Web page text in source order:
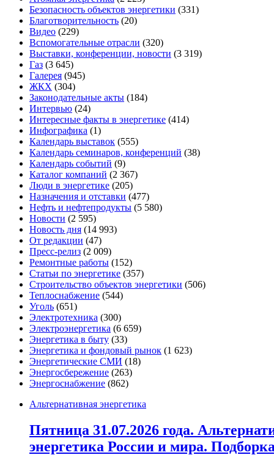
Безопасность объектов энергетики (331)
Благотворительность (20)
Видео (229)
Вспомогательные отрасли (320)
Выставки, конференции, новости (3 319)
Газ (3 645)
Галерея (945)
ЖКХ (304)
Законодательные акты (184)
Интервью (24)
Интересные факты в энергетике (414)
Инфографика (1)
Календарь выставок (555)
Календарь семинаров, конференций (38)
Календарь событий (9)
Каталог компаний (2 367)
Люди в энергетике (205)
Назначения и отставки (477)
Нефть и нефтепродукты (5 580)
Новости (2 595)
Новость дня (14 993)
От редакции (47)
Пресс-релиз (2 009)
Ремонтные работы (152)
Статьи по энергетике (357)
Строительство объектов энергетики (506)
Теплоснабжение (544)
Уголь (651)
Электротехника (300)
Электроэнергетика (6 659)
Энергетика в быту (33)
Энергетика и фондовый рынок (1 623)
Энергетические СМИ (18)
Энергосбережение (263)
Энергоснабжение (862)
Альтернативная энергетика
Пятница 31.07.2026 года.
энергетика России и мира.